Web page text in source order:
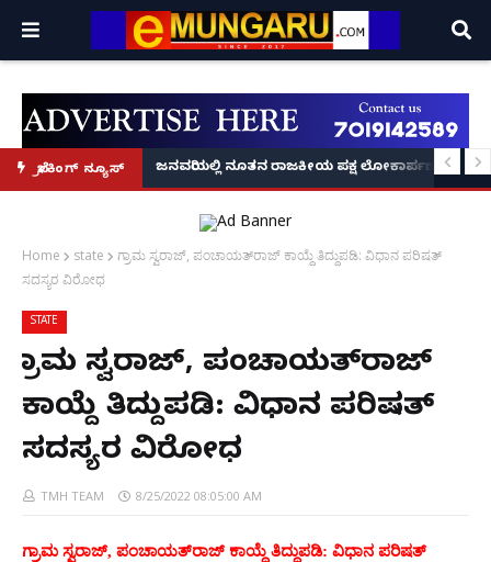
ಬ್ರೇಕಿಂಗ್ ನ್ಯೂಸ್
ಕಥೆ!
8 ಅಡಿಗೂ ಹೆಚ್ಚು ಉದ್ದದ ಕೂದಲು ಬೆಳೆಸಿ ಗಿನ್ನಿಸ್ ವಿಶ್ವ ದಾಖಲೆ ಬರೆದ ಭಾರತದ ರೇಣು
ಜನವರಿಯಲ್ಲಿ ನೂತನ ರಾಜಕೀಯ ಪಕ್ಷ ಲೋಕಾರ್ಪಣೆ – ನಟ
Home state
ಗ್ರಾಮ ಸ್ವರಾಜ್, ಪಂಚಾಯತ್‌ರಾಜ್ ಕಾಯ್ದೆ ತಿದ್ದುಪಡಿ: ವಿಧಾನ ಪರಿಷತ್
ಸದಸ್ಯರ ವಿರೋಧ
STATE
ಗ್ರಾಮ ಸ್ವರಾಜ್, ಪಂಚಾಯತ್‌ರಾಜ್
ಕಾಯ್ದೆ ತಿದ್ದುಪಡಿ: ವಿಧಾನ ಪರಿಷತ್
ಸದಸ್ಯರ ವಿರೋಧ
TMH TEAM 8/25/2022 08:05:00 AM
ಗ್ರಾಮ ಸ್ವರಾಜ್, ಪಂಚಾಯತ್‌ರಾಜ್ ಕಾಯ್ದೆ ತಿದ್ದುಪಡಿ: ವಿಧಾನ ಪರಿಷತ್